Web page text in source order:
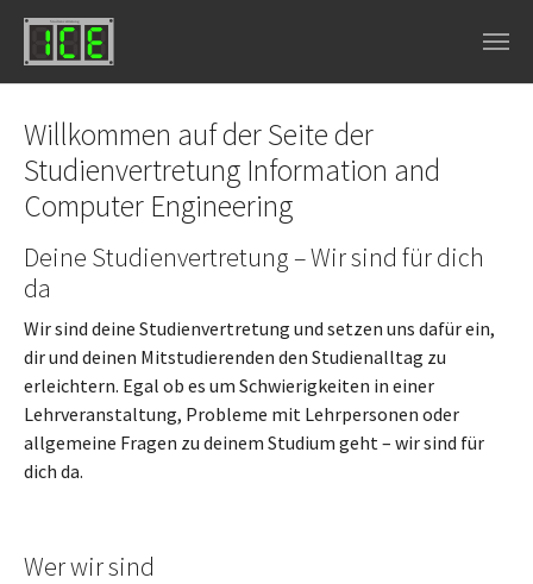
Willkommen auf der Seite der
Studienvertretung Information and
Computer Engineering
Deine Studienvertretung – Wir sind für dich
da
Wir sind deine Studienvertretung und setzen uns dafür ein,
dir und deinen Mitstudierenden den Studienalltag zu
erleichtern. Egal ob es um Schwierigkeiten in einer
Lehrveranstaltung, Probleme mit Lehrpersonen oder
allgemeine Fragen zu deinem Studium geht – wir sind für
dich da.
Wer wir sind